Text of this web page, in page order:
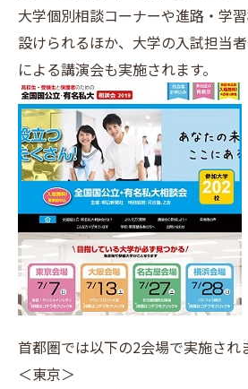
大学個別相談コーナーや進路・学
設けられるほか、大学の入試担当
による講演会も実施されます。
首都圏では以下の2会場で実施され
＜東京＞